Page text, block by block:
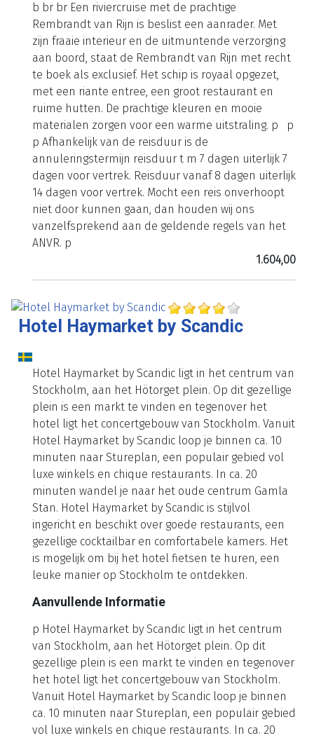
b br br Een riviercruise met de prachtige
Rembrandt van Rijn is beslist een aanrader. Met
zijn fraaie interieur en de uitmuntende verzorging
aan boord, staat de Rembrandt van Rijn met recht
te boek als exclusief. Het schip is royaal opgezet,
met een riante entree, een groot restaurant en
ruime hutten. De prachtige kleuren en mooie
materialen zorgen voor een warme uitstraling. p p
p Afhankelijk van de reisduur is de
annuleringstermijn reisduur t m 7 dagen uiterlijk 7
dagen voor vertrek. Reisduur vanaf 8 dagen uiterlijk
14 dagen voor vertrek. Mocht een reis onverhoopt
niet door kunnen gaan, dan houden wij ons
vanzelfsprekend aan de geldende regels van het
ANVR. p
1.604,00
Hotel Haymarket by Scandic
Hotel Haymarket by Scandic ligt in het centrum van
Stockholm, aan het Hötorget plein. Op dit gezellige
plein is een markt te vinden en tegenover het
hotel ligt het concertgebouw van Stockholm. Vanuit
Hotel Haymarket by Scandic loop je binnen ca. 10
minuten naar Stureplan, een populair gebied vol
luxe winkels en chique restaurants. In ca. 20
minuten wandel je naar het oude centrum Gamla
Stan. Hotel Haymarket by Scandic is stijlvol
ingericht en beschikt over goede restaurants, een
gezellige cocktailbar en comfortabele kamers. Het
is mogelijk om bij het hotel fietsen te huren, een
leuke manier op Stockholm te ontdekken.
Aanvullende Informatie
p Hotel Haymarket by Scandic ligt in het centrum
van Stockholm, aan het Hötorget plein. Op dit
gezellige plein is een markt te vinden en tegenover
het hotel ligt het concertgebouw van Stockholm.
Vanuit Hotel Haymarket by Scandic loop je binnen
ca. 10 minuten naar Stureplan, een populair gebied
vol luxe winkels en chique restaurants. In ca. 20